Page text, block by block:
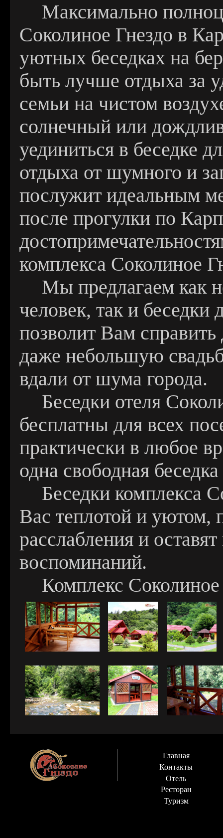
Максимально
Соколиное Гнездо в
уютных беседках на
быть лучше отдыха за
семьи на чистом
солнечный или
уединиться в беседке
отдыха от шумного и
послужит идеальным
после прогулки по
комплекса Соколиное
Мы предлагаем как
человек, так и
позволит Вам
даже небольшую
вдали от шума города.
Беседки отеля
бесплатны для всех
практически в любое
одна свободная
Беседки комплекса
Вас теплотой и уютом,
расслабления и
воспоминаний.
Комплекс
Главная
Контакты
Отель
Ресторан
Туризм